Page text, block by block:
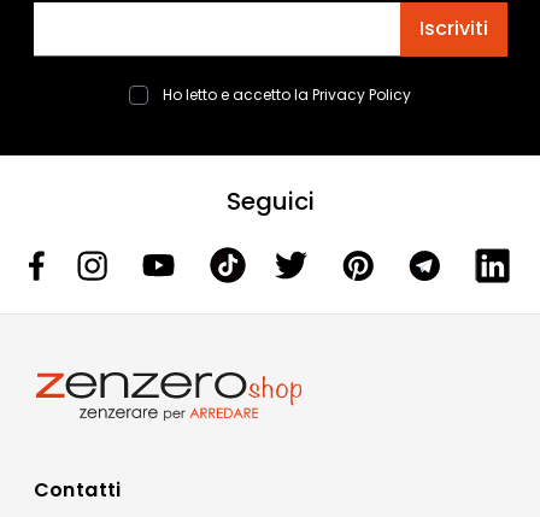
Iscriviti
Ho letto e accetto la Privacy Policy
Seguici
Contatti